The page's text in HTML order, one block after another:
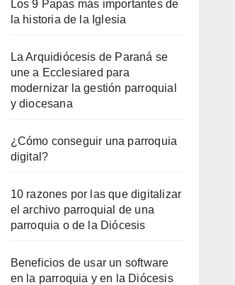
Los 9 Papas más importantes de
la historia de la Iglesia
La Arquidiócesis de Paraná se
une a Ecclesiared para
modernizar la gestión parroquial
y diocesana
¿Cómo conseguir una parroquia
digital?
10 razones por las que digitalizar
el archivo parroquial de una
parroquia o de la Diócesis
Beneficios de usar un software
en la parroquia y en la Diócesis